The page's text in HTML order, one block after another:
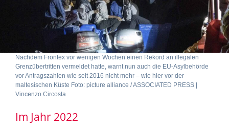
Nachdem Frontex vor wenigen Wochen einen Rekord an illegalen
Grenzübertritten vermeldet hatte, warnt nun auch die EU-Asylbehörde
vor Antragszahlen wie seit 2016 nicht mehr – wie hier vor der
maltesischen Küste Foto: picture alliance / ASSOCIATED PRESS |
Vincenzo Circosta
Im Jahr 2022